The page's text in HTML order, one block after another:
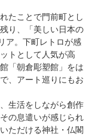
たことで門前町とし
り、「美しい日本の
ア。下町レトロが感
トとして人気が高
「朝倉彫塑館」をは
、アート巡りにもお
生活をしながら創作
の息遣いが感じられ
ただける神社・仏閣